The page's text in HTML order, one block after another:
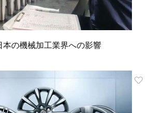
の機械加工業界への影響